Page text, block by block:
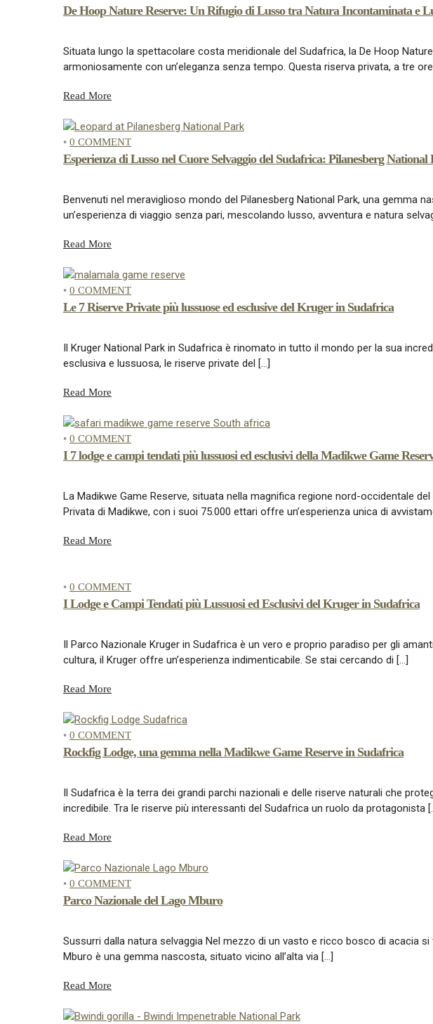
De Hoop Nature Reserve: Un Rifugio di Lusso tra Natura Incontaminata e
Situata lungo la spettacolare costa meridionale del Sudafrica, la De Hoop
armoniosamente con un’eleganza senza tempo. Questa riserva privata, a tre
Read More
• 0 COMMENT
Esperienza di Lusso nel Cuore Selvaggio del Sudafrica: Pilanesberg National
Benvenuti nel meraviglioso mondo del Pilanesberg National Park, una
un’esperienza di viaggio senza pari, mescolando lusso, avventura e natura
Read More
• 0 COMMENT
Le 7 Riserve Private più lussuose ed esclusive del Kruger in Sudafrica
Il Kruger National Park in Sudafrica è rinomato in tutto il mondo per la sua
esclusiva e lussuosa, le riserve private del […]
Read More
• 0 COMMENT
I 7 lodge e campi tendati più lussuosi ed esclusivi della Madikwe Game
La Madikwe Game Reserve, situata nella magnifica regione nord-occidentale
Privata di Madikwe, con i suoi 75.000 ettari offre un’esperienza unica di
Read More
• 0 COMMENT
I Lodge e Campi Tendati più Lussuosi ed Esclusivi del Kruger in Sudafrica
Il Parco Nazionale Kruger in Sudafrica è un vero e proprio paradiso per gli
cultura, il Kruger offre un’esperienza indimenticabile. Se stai cercando di […]
Read More
• 0 COMMENT
Rockfig Lodge, una gemma nella Madikwe Game Reserve in Sudafrica
Il Sudafrica è la terra dei grandi parchi nazionali e delle riserve naturali che
incredibile. Tra le riserve più interessanti del Sudafrica un ruolo da protagonista
Read More
• 0 COMMENT
Parco Nazionale del Lago Mburo
Sussurri dalla natura selvaggia Nel mezzo di un vasto e ricco bosco di acacia
Mburo è una gemma nascosta, situato vicino all’alta via […]
Read More